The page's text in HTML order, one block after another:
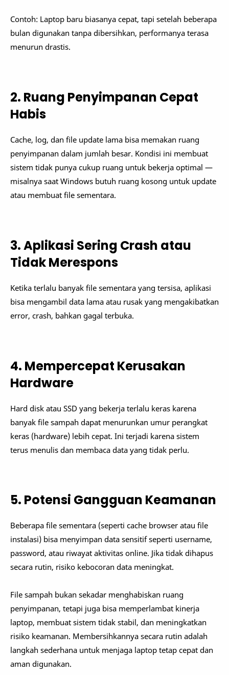
Contoh: Laptop baru biasanya cepat, tapi setelah beberapa
bulan digunakan tanpa dibersihkan, performanya terasa
menurun drastis.
2. Ruang Penyimpanan Cepat
Habis
Cache, log, dan file update lama bisa memakan ruang
penyimpanan dalam jumlah besar. Kondisi ini membuat
sistem tidak punya cukup ruang untuk bekerja optimal —
misalnya saat Windows butuh ruang kosong untuk update
atau membuat file sementara.
3. Aplikasi Sering Crash atau
Tidak Merespons
Ketika terlalu banyak file sementara yang tersisa, aplikasi
bisa mengambil data lama atau rusak yang mengakibatkan
error, crash, bahkan gagal terbuka.
4. Mempercepat Kerusakan
Hardware
Hard disk atau SSD yang bekerja terlalu keras karena
banyak file sampah dapat menurunkan umur perangkat
keras (hardware) lebih cepat. Ini terjadi karena sistem
terus menulis dan membaca data yang tidak perlu.
5. Potensi Gangguan Keamanan
Beberapa file sementara (seperti cache browser atau file
instalasi) bisa menyimpan data sensitif seperti username,
password, atau riwayat aktivitas online. Jika tidak dihapus
secara rutin, risiko kebocoran data meningkat.
File sampah bukan sekadar menghabiskan ruang
penyimpanan, tetapi juga bisa memperlambat kinerja
laptop, membuat sistem tidak stabil, dan meningkatkan
risiko keamanan. Membersihkannya secara rutin adalah
langkah sederhana untuk menjaga laptop tetap cepat dan
aman digunakan.